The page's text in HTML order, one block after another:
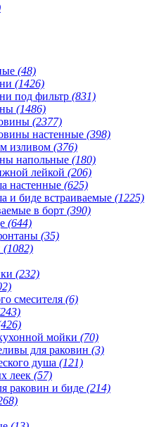
(48)
(1426)
под фильтр (831)
(1486)
(2377)
настенные (398)
изливом (376)
напольные (180)
лейкой (206)
настенные (625)
и биде встраиваемые (1225)
в борт (390)
(644)
(35)
(1082)
(232)
смесителя (6)
мойки (70)
для раковин (3)
душа (121)
леек (57)
раковин и биде (214)